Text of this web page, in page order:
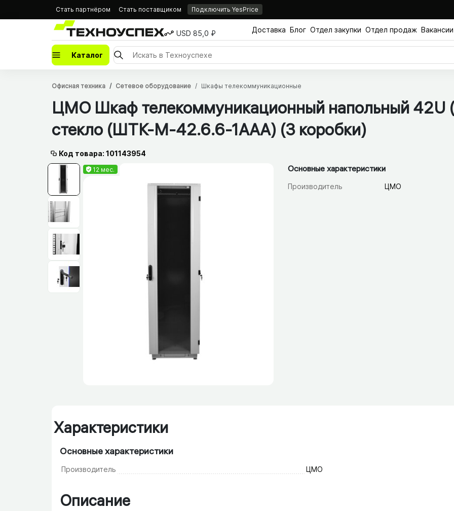
Стать партнёром Стать поставщиком Подключить YesPrice
USD 85,0 ₽ Доставка Блог Отдел закупки Отдел продаж Вакансии
Каталог
Офисная техника Сетевое оборудование Шкафы телекоммуникационные
ЦМО Шкаф телекоммуникационный напольный 42U
стекло (ШТК-М-42.6.6-1ААА) (3 коробки)
Код товара: 101143954
12 мес. Основные характеристики
Производитель ЦМО
Характеристики
Основные характеристики
Производитель ЦМО
Описание